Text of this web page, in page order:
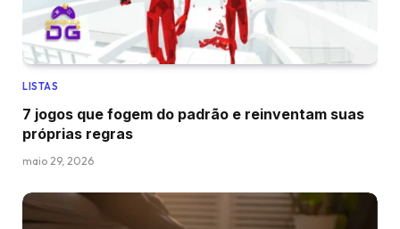
LISTAS
7 jogos que fogem do padrão e reinventam suas
próprias regras
maio 29, 2026